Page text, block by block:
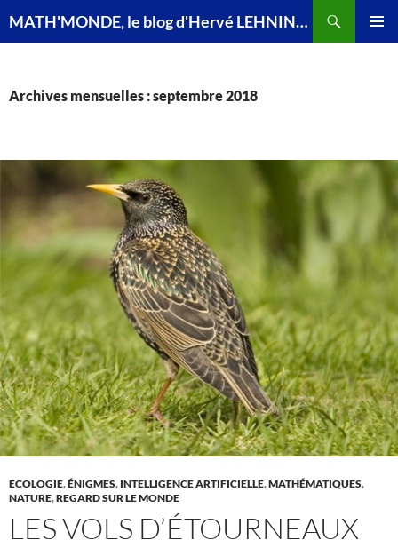
MATH'MONDE, le blog d'Hervé LEHNING, agrégé de mathématiques
Archives mensuelles : septembre 2018
ECOLOGIE,ÉNIGMES, INTELLIGENCE ARTIFICIELLE,MATHÉMATIQUES,
NATURE,REGARD SUR LE MONDE
LES VOLS D’ÉTOURNEAUX